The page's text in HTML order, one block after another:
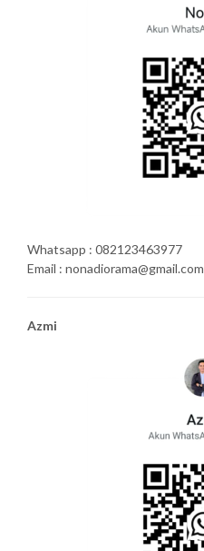
Whatsapp : 082123463977
Email : nonadiorama@gmail.com
Azmi